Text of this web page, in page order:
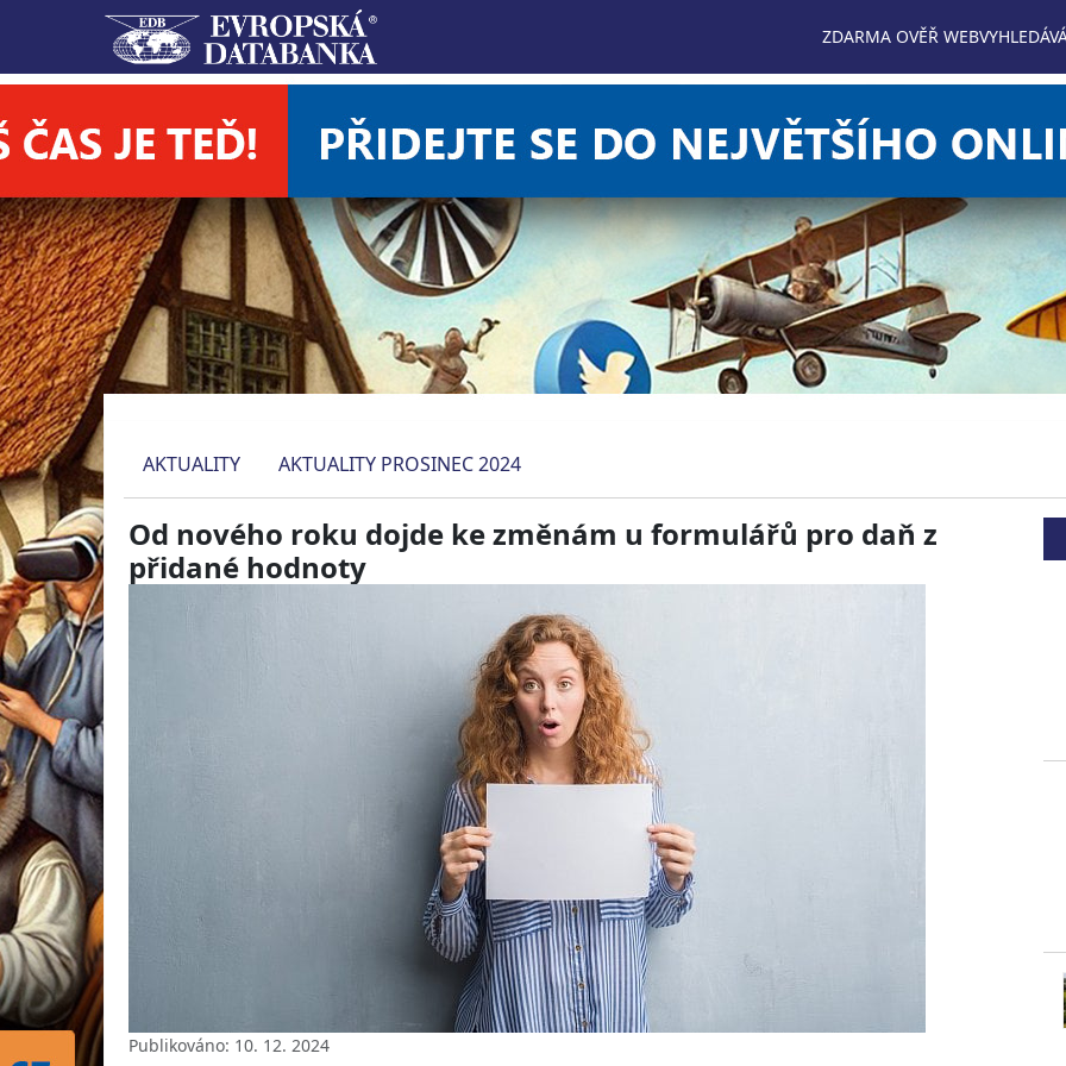
ZDARMA OVĚŘ WEB
AKTUALITY AKTUALITY PROSINEC 2024
Od nového roku dojde ke změnám u formulářů pro daň z
přidané hodnoty
Publikováno: 10. 12. 2024